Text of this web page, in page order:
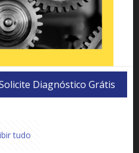
Diagnóstico Grátis
tudo